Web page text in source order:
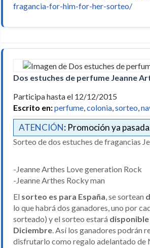
fragancia-for-him-for-her-sorteo/
Dos estuches de perfume Jeanne
Participa hasta el 12/12/2015
Escrito en:perfume colonia sorteo
ATENCIÓN: Promoción ya
Sorteo de dos estuches de fragancias
-Jeanne Arthes Love generation Rock
-Jeanne Arthes Rocky man
El sorteo es para España , se sortean
lo que habrá dos ganadores, uno por
sorteado) y el sorteo estará disponible
Diciembre . Así los ganadores podrán
disfrutarlo como regalo adelantado de